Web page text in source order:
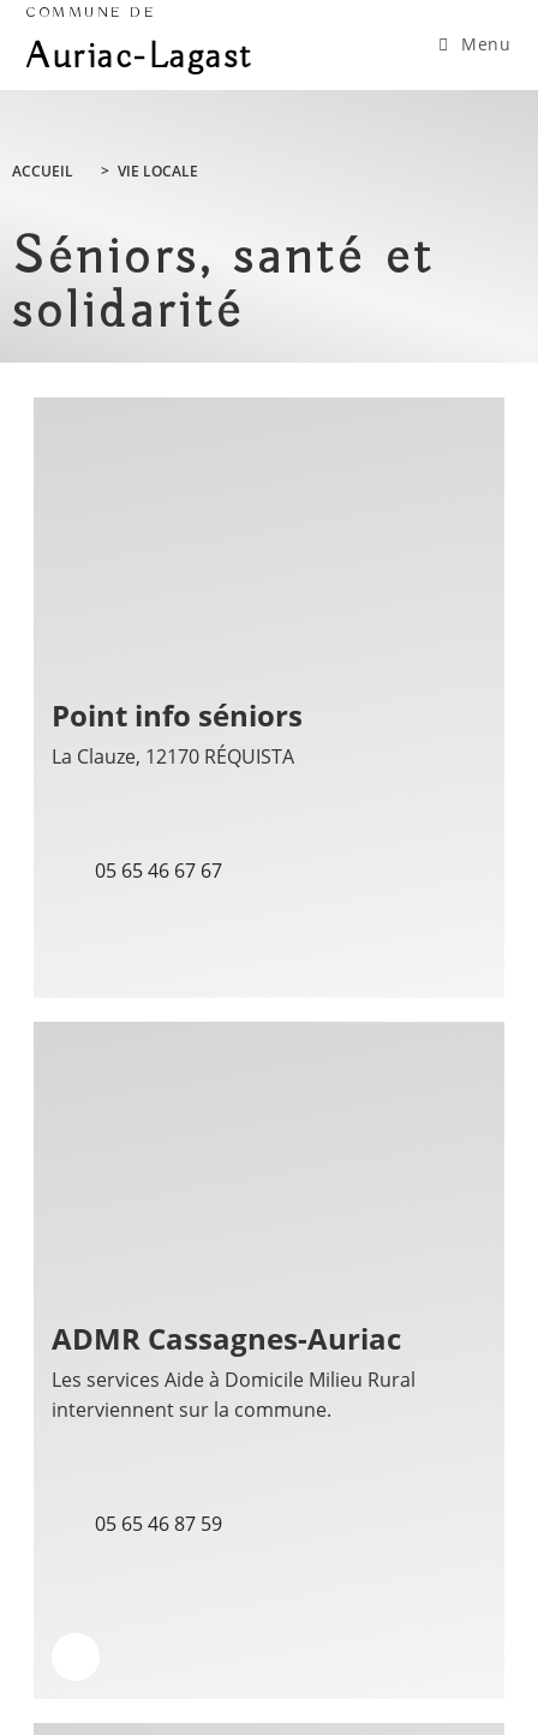
COMMUNE DE
Auriac-Lagast Menu
ACCUEIL > VIE LOCALE
Séniors, santé et
solidarité
Point info séniors
La Clauze, 12170 RÉQUISTA
05 65 46 67 67
ADMR Cassagnes-Auriac
Les services Aide à Domicile Milieu Rural
interviennent sur la commune.
05 65 46 87 59